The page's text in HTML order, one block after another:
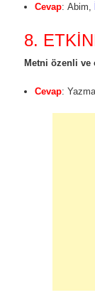
Cevap: Abim,
8.
Metni özenli ve
Cevap: